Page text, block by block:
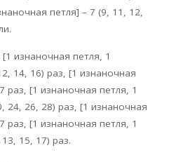
петля] – 7 (9, 11, 12,
изнаночная петля, 1
14, 16) раз, [1 изнаночная
раз, [1 изнаночная петля, 1
24, 26, 28) раз, [1 изнаночная
раз, [1 изнаночная петля, 1
15, 17) раз.